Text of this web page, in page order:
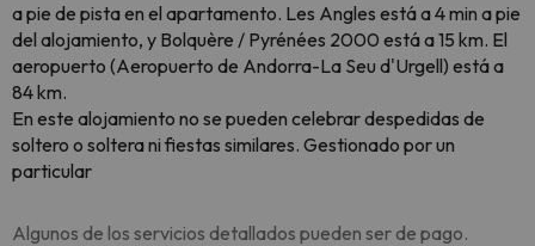
a pie de pista en el apartamento. Les Angles está a 4 min a pie
del alojamiento, y Bolquère / Pyrénées 2000 está a 15 km. El
aeropuerto (Aeropuerto de Andorra-La Seu d'Urgell) está a
84 km.
En este alojamiento no se pueden celebrar despedidas de
soltero o soltera ni fiestas similares. Gestionado por un
particular
Algunos de los servicios detallados pueden ser de pago.